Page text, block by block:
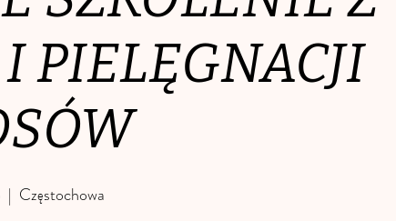
PIELĘGNACJI
  |
Częstochowa